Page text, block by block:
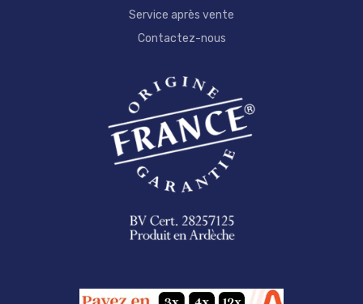
Service après vente
Contactez-nous